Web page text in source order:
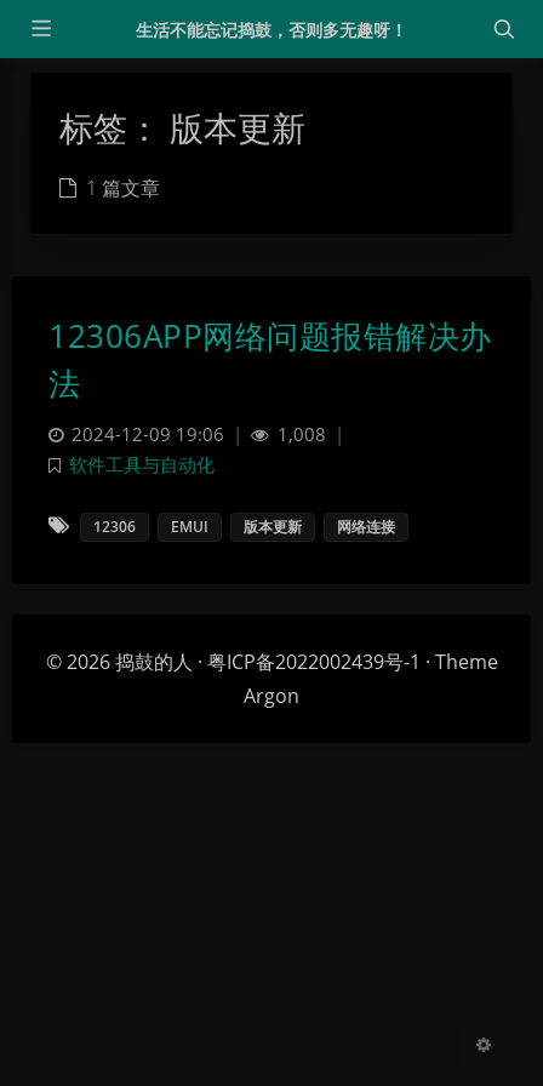
生活不能忘记捣鼓，否则多无趣呀！
标签： 版本更新
1 篇文章
12306APP网络问题报错解决办
法
2024-12-09 19:06 | 1,008 |
软件工具与自动化
12306 EMUI 版本更新 网络连接
© 2026捣鼓的人 · 粤ICP备2022002439号-1 · Theme
Argon